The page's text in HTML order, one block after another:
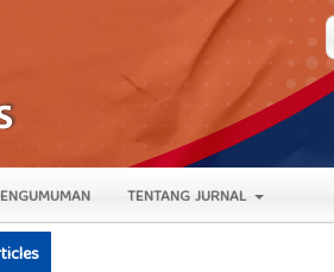
TENTANG JURNAL